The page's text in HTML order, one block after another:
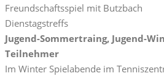
Freundschaftsspiel mit Butzbach
Dienstagstreffs
Jugend-Sommertraing, Jugend-
Teilnehmer
Im Winter Spielabende im